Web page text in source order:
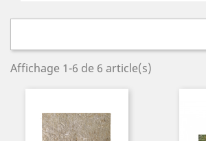
Affichage 1-6 de 6 article(s)